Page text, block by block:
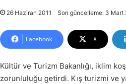
26 Haziran 2011 Son güncelleme: 3 Mart
Facebook X
Kültür ve Turizm Bakanlığı, iklim
zorunluluğu getirdi. Kış turizmi ve